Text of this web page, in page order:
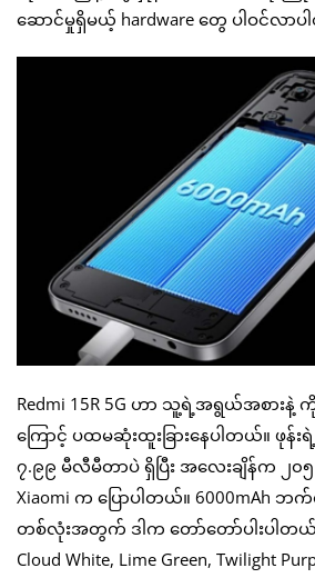
ဆောင်မှုရှိမယ့် hardware တွေ ပါဝင်လာ
Redmi 15R 5G ဟာ သူ့ရဲ့အရွယ်အစ
ကြောင့် ပထမဆုံးထူးခြားနေပါတယ်။ ဖုန်း
၇.၉၉ မီလီမီတာပဲ ရှိပြီး အလေးချိန်က ၂
Xiaomi က ပြောပါတယ်။ 6000mAh ဘ
တစ်လုံးအတွက် ဒါက တော်တော်ပါးပါတယ်
Cloud White, Lime Green, Twilight